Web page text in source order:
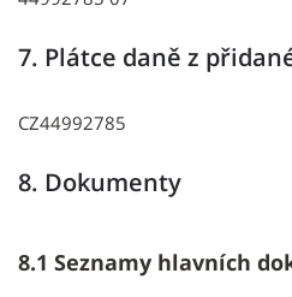
7. Plátce daně z
CZ44992785
8. Dokumenty
8.1 Seznamy hlavních